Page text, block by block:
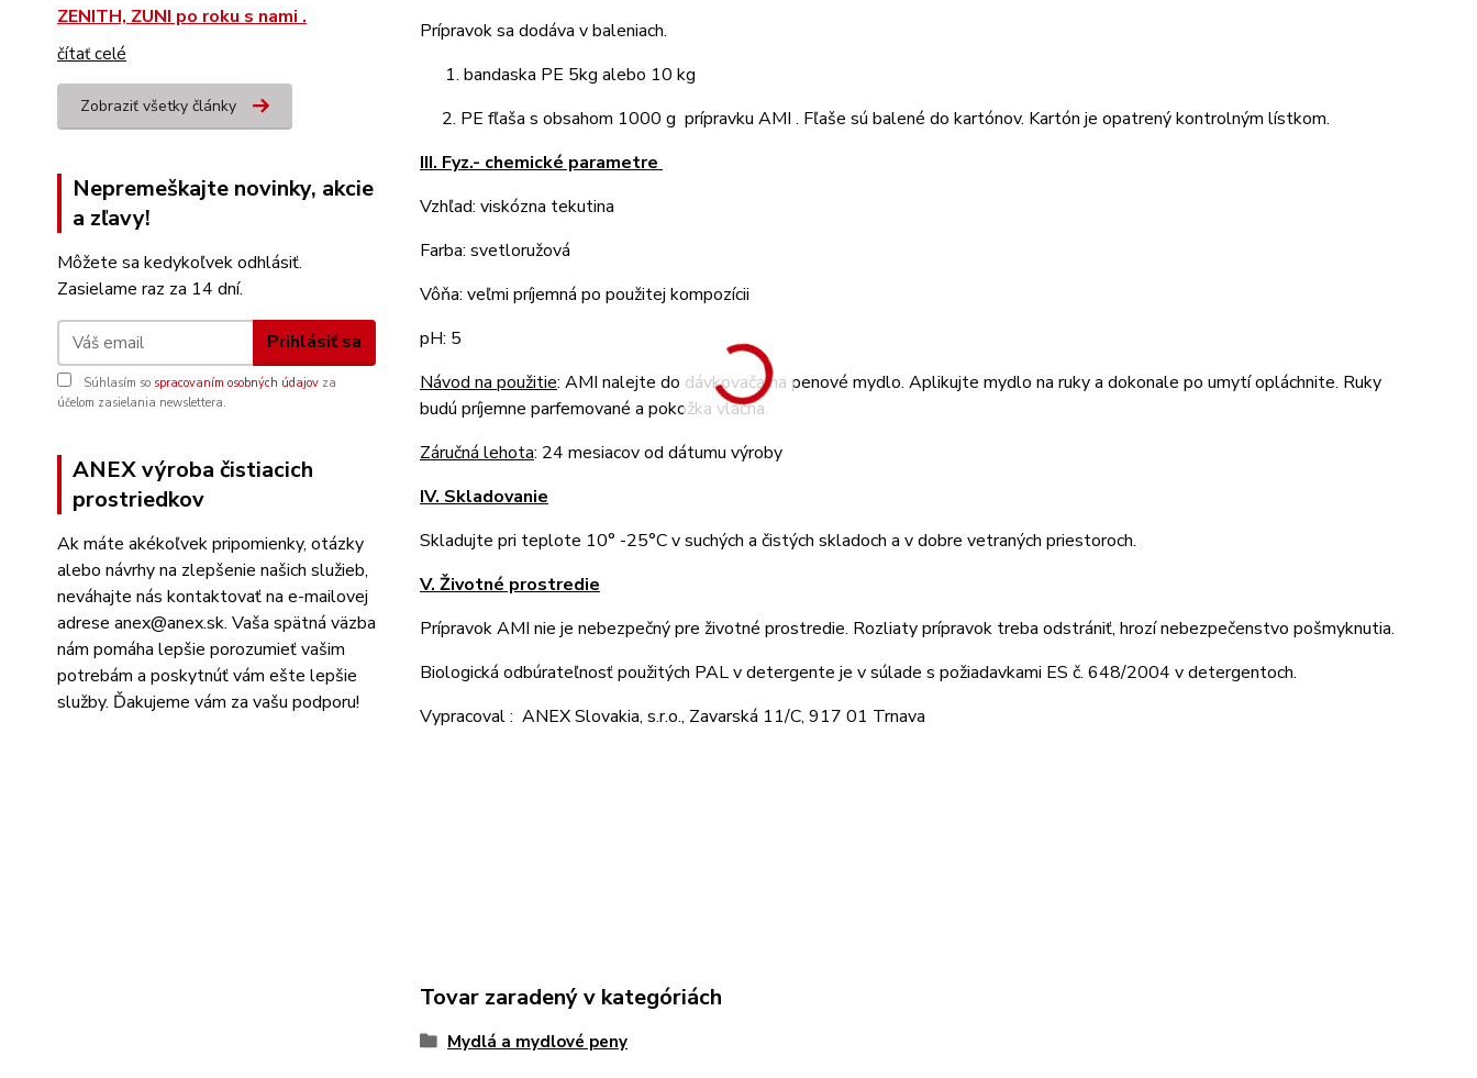
ZENITH, ZUNI po roku s nami .
čítať celé
Zobraziť všetky články
Nepremeškajte novinky, akcie
a zľavy!
Môžete sa kedykoľvek odhlásiť.
Zasielame raz za 14 dní.
Prihlásiť sa
Súhlasím so spracovaním osobných údajov za
účelom zasielania newslettera.
ANEX výroba čistiacich
prostriedkov
Ak máte akékoľvek pripomienky, otázky
alebo návrhy na zlepšenie našich služieb,
neváhajte nás kontaktovať na e-mailovej
adrese anex@anex.sk. Vaša spätná väzba
nám pomáha lepšie porozumieť vašim
potrebám a poskytnúť vám ešte lepšie
služby. Ďakujeme vám za vašu podporu!
Prípravok sa dodáva v baleniach.
bandaska PE 5kg alebo 10 kg
2. PE fľaša s obsahom 1000 g prípravku AMI . Fľaše sú balené do kartónov. Kartón je opatrený kontrolným lístkom.
III. Fyz.- chemické parametre
Vzhľad: viskózna tekutina
Farba: svetloružová
Vôňa: veľmi príjemná po použitej kompozícii
pH: 5
Návod na použitie: AMI nalejte do dávkovača na penové mydlo. Aplikujte mydlo na ruky a dokonale po umytí opláchnite. Ruky
budú príjemne parfemované a pokožka vláčna.
Záručná lehota: 24 mesiacov od dátumu výroby
IV. Skladovanie
Skladujte pri teplote 10° -25°C v suchých a čistých skladoch a v dobre vetraných priestoroch.
V. Životné prostredie
Prípravok AMI nie je nebezpečný pre životné prostredie. Rozliaty prípravok treba odstrániť, hrozí nebezpečenstvo pošmyknutia.
Biologická odbúrateľnosť použitých PAL v detergente je v súlade s požiadavkami ES č. 648/2004 v detergentoch.
Vypracoval : ANEX Slovakia, s.r.o., Zavarská 11/C, 917 01 Trnava
Tovar zaradený v kategóriách
Mydlá a mydlové peny